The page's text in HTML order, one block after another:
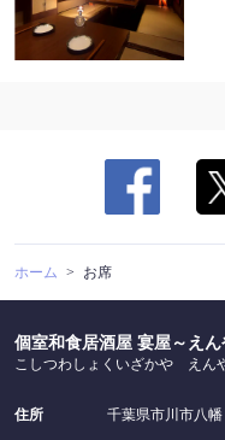
ホーム お席
個室和食居酒屋 宴屋～え
こしつわしょくいざかや えん
住所 千葉県市川市八